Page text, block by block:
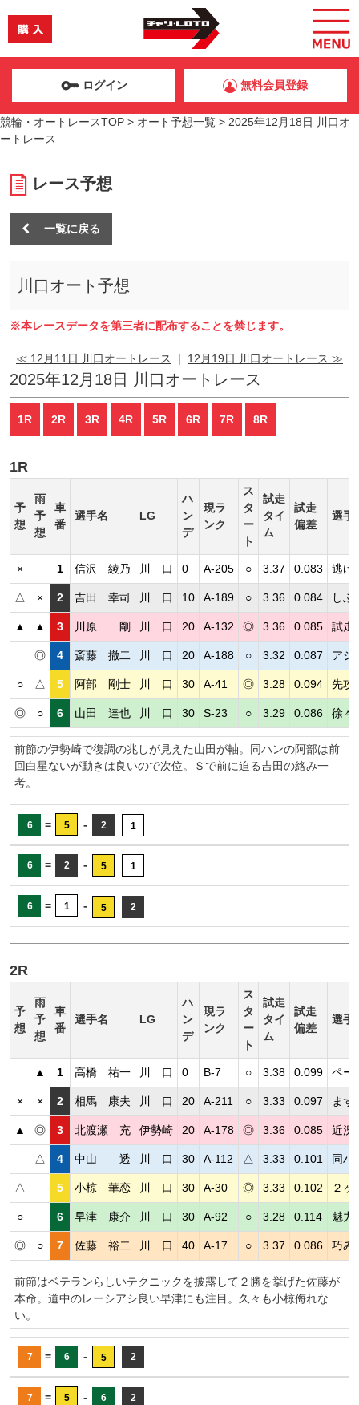
ログイン 無料会員登録
競輪・オートレースTOP > オート予想一覧 > 2025年12月18日 川口オ
ートレース
レース予想
一覧に戻る
川口オート予想
※本レースデータを第三者に配布することを禁じます。
≪ 12月11日 川口オートレース | 12月19日 川口オートレース ≫
2025年12月18日 川口オートレース
1R 2R 3R 4R 5R 6R 7R 8R
1R
予
想
雨
予
想
車
番
選手名 LG
ハ
ン
デ
現ラ
ンク
ス
タ
ー
ト
試走
タイ
ム
試走
偏差
選手
× 1 信沢 綾乃 川 口 0 A-205 ○ 3.37 0.083 逃げ
△ × 2 吉田 幸司 川 口 10 A-189 ○ 3.36 0.084 しぶ
▲ ▲ 3 川原 剛 川 口 20 A-132 ◎ 3.36 0.085 試走
◎ 4 斎藤 撤二 川 口 20 A-188 ○ 3.32 0.087 アシ
○ △ 5 阿部 剛士 川 口 30 A-41 ◎ 3.28 0.094 先攻
◎ ○ 6 山田 達也 川 口 30 S-23 ○ 3.29 0.086 徐々
前節の伊勢崎で復調の兆しが見えた山田が軸。同ハンの阿部は前
回白星ないが動きは良いので次位。Ｓで前に迫る吉田の絡み一
考。
6 = 5 - 2 1
6 = 2 - 5 1
6 = 1 - 5 2
2R
予
想
雨
予
想
車
番
選手名 LG
ハ
ン
デ
現ラ
ンク
ス
タ
ー
ト
試走
タイ
ム
試走
偏差
選手
▲ 1 高橋 祐一 川 口 0 B-7 ○ 3.38 0.099 ペー
× × 2 相馬 康夫 川 口 20 A-211 ○ 3.33 0.097 まず
▲ ◎ 3 北渡瀬 充 伊勢崎 20 A-178 ◎ 3.36 0.085 近況
△ 4 中山 透 川 口 30 A-112 △ 3.33 0.101 同ハ
△ 5 小椋 華恋 川 口 30 A-30 ◎ 3.33 0.102 ２ヶ
○ 6 早津 康介 川 口 30 A-92 ○ 3.28 0.114 魅力
◎ ○ 7 佐藤 裕二 川 口 40 A-17 ○ 3.37 0.086 巧み
前節はベテランらしいテクニックを披露して２勝を挙げた佐藤が
本命。道中のレーシアシ良い早津にも注目。久々も小椋侮れな
い。
7 = 6 - 5 2
7 = 5 - 6 2